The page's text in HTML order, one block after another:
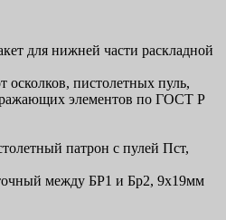
для нижней части раскладной
осколков, пистолетных пуль,
элементов по ГОСТ Р
патрон с пулей Пст,
между БР1 и Бр2, 9x19мм